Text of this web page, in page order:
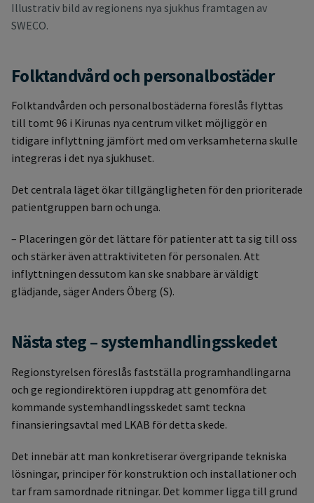
Illustrativ bild av regionens nya sjukhus framtagen av
SWECO.
Folktandvård och personalbostäder
Folktandvården och personalbostäderna föreslås flyttas
till tomt 96 i Kirunas nya centrum vilket möjliggör en
tidigare inflyttning jämfört med om verksamheterna skulle
integreras i det nya sjukhuset.
Det centrala läget ökar tillgängligheten för den prioriterade
patientgruppen barn och unga.
– Placeringen gör det lättare för patienter att ta sig till oss
och stärker även attraktiviteten för personalen. Att
inflyttningen dessutom kan ske snabbare är väldigt
glädjande, säger Anders Öberg (S).
Nästa steg – systemhandlingsskedet
Regionstyrelsen föreslås fastställa programhandlingarna
och ge regiondirektören i uppdrag att genomföra det
kommande systemhandlingsskedet samt teckna
finansieringsavtal med LKAB för detta skede.
Det innebär att man konkretiserar övergripande tekniska
lösningar, principer för konstruktion och installationer och
tar fram samordnade ritningar. Det kommer ligga till grund